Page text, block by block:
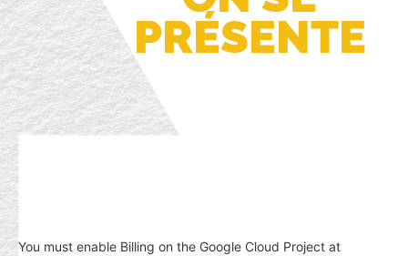
PRÉSENTE
You must enable Billing on the Google Cloud Project at